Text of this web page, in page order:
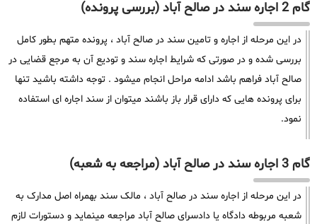
گام 2 اجاره سند در صالح آباد (بررسی پرونده)
در این مرحله از اجاره و تامین سند در صالح آباد ، پرونده متهم بطور کامل
بررسی شده و در صورتی که شرایط اجاره سند و تودیع آن به مرجع قضایی در
صالح آباد فراهم باشد ادامه مراحل انجام میشود . توجه داشته باشید تنها
برای پرونده هایی که دارای قرار باز باشند میتوان از سند اجاره ای استفاده
نمود.
گام 3 اجاره سند در صالح آباد (مراجعه به شعبه)
در این مرحله از اجاره سند در صالح آباد ، مالک سند بهمراه اصل مدارک به
شعبه مربوطه دادگاه یا دادسرای صالح آباد مراجعه مینماید و دستورات لازم